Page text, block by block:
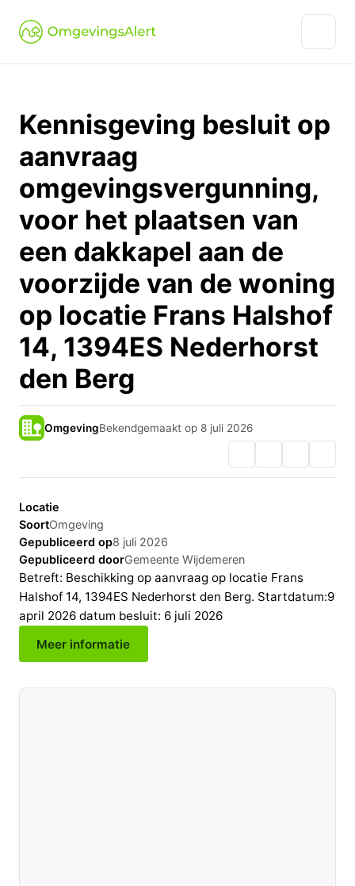
Kennisgeving besluit op
aanvraag
omgevingsvergunning,
voor het plaatsen van
een dakkapel aan de
voorzijde van de woning
op locatie Frans Halshof
14, 1394ES Nederhorst
den Berg
OmgevingBekendgemaakt op 8 juli 2026
Locatie
SoortOmgeving
Gepubliceerd op8 juli 2026
Gepubliceerd doorGemeente Wijdemeren
Betreft: Beschikking op aanvraag op locatie Frans
Halshof 14, 1394ES Nederhorst den Berg. Startdatum:9
april 2026 datum besluit: 6 juli 2026
Meer informatie